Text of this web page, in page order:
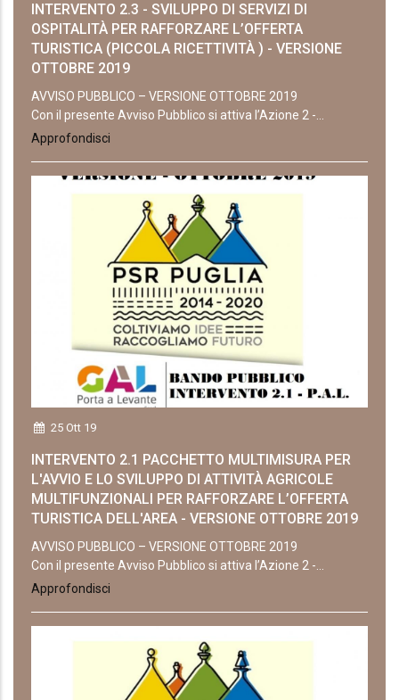
INTERVENTO 2.3 - SVILUPPO DI SERVIZI DI
OSPITALITÀ PER RAFFORZARE L’OFFERTA
TURISTICA (PICCOLA RICETTIVITÀ ) - VERSIONE
OTTOBRE 2019
AVVISO PUBBLICO – VERSIONE OTTOBRE 2019
Con il presente Avviso Pubblico si attiva l’Azione 2 -...
Approfondisci
25 Ott 19
INTERVENTO 2.1 PACCHETTO MULTIMISURA PER
L'AVVIO E LO SVILUPPO DI ATTIVITÀ AGRICOLE
MULTIFUNZIONALI PER RAFFORZARE L’OFFERTA
TURISTICA DELL'AREA - VERSIONE OTTOBRE 2019
AVVISO PUBBLICO – VERSIONE OTTOBRE 2019
Con il presente Avviso Pubblico si attiva l’Azione 2 -...
Approfondisci